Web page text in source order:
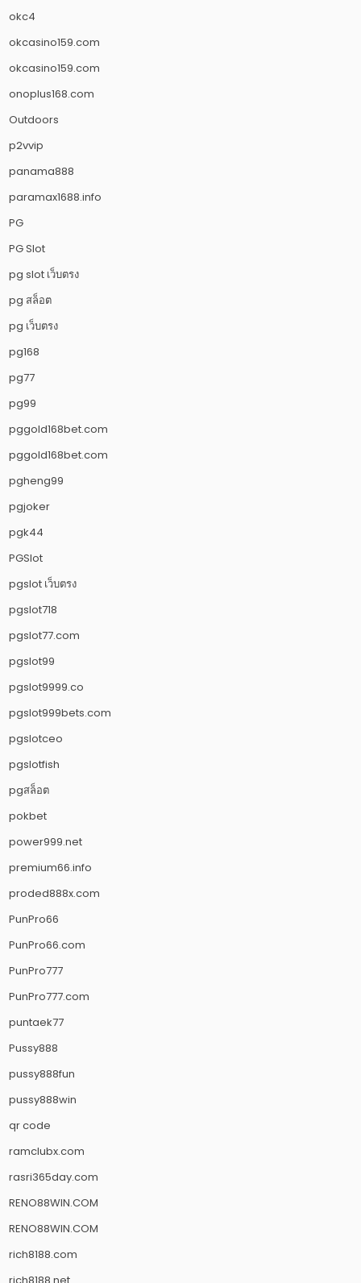
okc4
okcasino159.com
okcasino159.com
onoplus168.com
Outdoors
p2vvip
panama888
paramax1688.info
PG
PG Slot
pg slot เว็บตรง
pg สล็อต
pg เว็บตรง
pg168
pg77
pg99
pggold168bet.com
pggold168bet.com
pgheng99
pgjoker
pgk44
PGSlot
pgslot เว็บตรง
pgslot718
pgslot77.com
pgslot99
pgslot9999.co
pgslot999bets.com
pgslotceo
pgslotfish
pgสล็อต
pokbet
power999.net
premium66.info
proded888x.com
PunPro66
PunPro66.com
PunPro777
PunPro777.com
puntaek77
Pussy888
pussy888fun
pussy888win
qr code
ramclubx.com
rasri365day.com
RENO88WIN.COM
RENO88WIN.COM
rich8188.com